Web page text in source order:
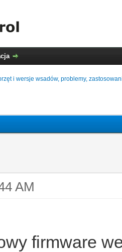
i wersje wsadów, problemy,
AM
firmware